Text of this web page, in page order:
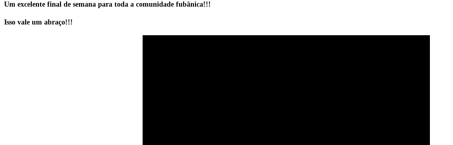
Um excelente final de semana para toda a comunidade fubânica!!!
Isso vale um abraço!!!